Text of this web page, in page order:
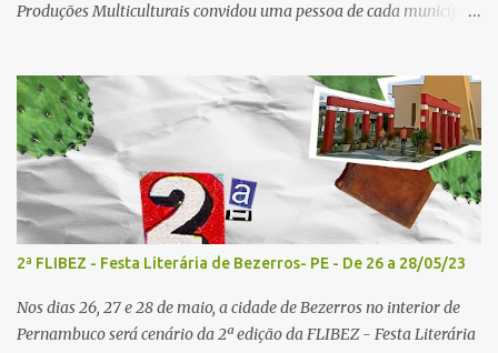
Produções Multiculturais convidou uma pessoa de cada município
escolas públicas e particulares, e também nas salas de leitura e
bibliotecas comunitárias. Essas pessoas serão EMBAIXADORES e
EMBAIXADORAS da campanha nos seus respectivos municípios.
Se você mora em um dos municípios que faz parte da campanha
NA ROTA DE MANOEL GONZAGA , você pode entrar em contato
com o(a) embaixador(a) e sugerir que um dos livros seja doado
para a sua biblioteca preferida. Conheça nossos embaixadores e
embaixadoras: Recife: Prof. Gérson de Andrade Olinda: Jaboatão
dos Guararapes: Moreno: Flávio Torres Vitória de Santo Antão:
Profa. Maria do Carmo Pombos: Gra...
2ª FLIBEZ - Festa Literária de Bezerros- PE - De 26 a 28/05/23
Nos dias 26, 27 e 28 de maio, a cidade de Bezerros no interior de
Pernambuco será cenário da 2ª edição da FLIBEZ - Festa Literária